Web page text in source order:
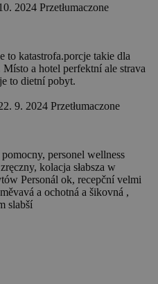
2024 Przetłumaczone
to katastrofa.porcje takie dla
Místo a hotel perfektní ale strava
to dietní pobyt.
9. 2024 Przetłumaczone
personel wellness
kolacja słabsza w
Personál ok, recepční velmi
a ochotná a šikovná ,
slabší